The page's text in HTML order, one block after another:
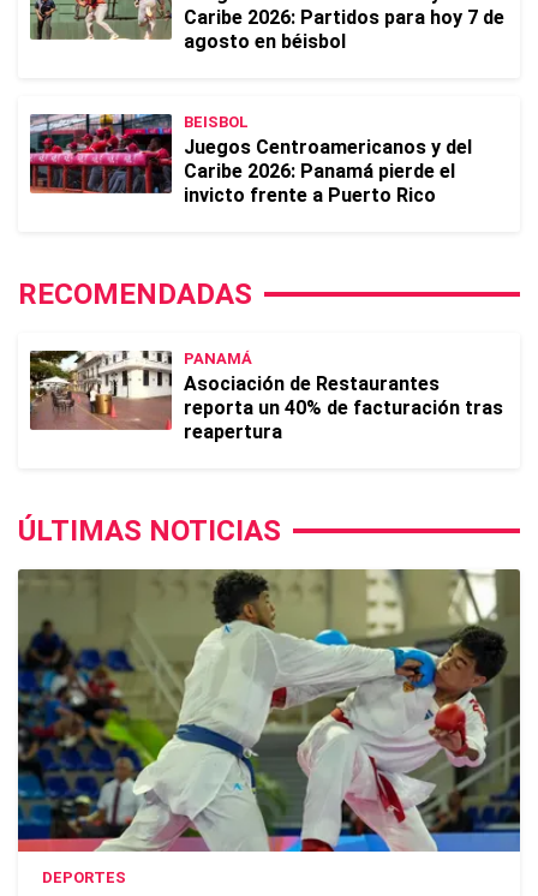
Caribe 2026: Partidos para hoy 7 de
agosto en béisbol
BEISBOL
Juegos Centroamericanos y del
Caribe 2026: Panamá pierde el
invicto frente a Puerto Rico
RECOMENDADAS
PANAMÁ
Asociación de Restaurantes
reporta un 40% de facturación tras
reapertura
ÚLTIMAS NOTICIAS
DEPORTES